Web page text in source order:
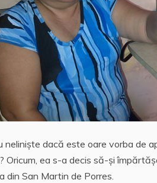
nelinişte dacă este oare vorba de
Oricum, ea s-a decis să-şi
din San Martin de Porres.